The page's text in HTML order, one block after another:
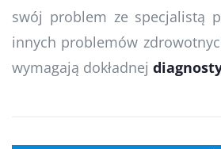
swój problem ze specjalistą
innych problemów
wymagają dokładnej